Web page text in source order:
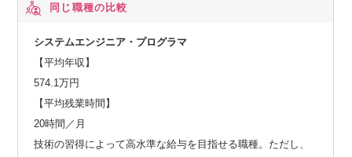
同じ職種の比較
システムエンジニア・プログラマ
【平均年収】
574.1万円
【平均残業時間】
20時間／月
技術の習得によって高水準な給与を目指せる職種。ただし、